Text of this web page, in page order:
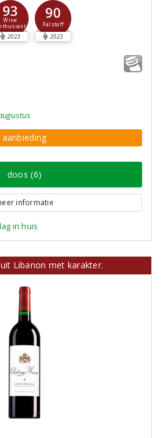
93
Wine
2023
90
Falstaff
2023
aanbieding
doos (6)
informatie
in huis
Libanon met karakter.